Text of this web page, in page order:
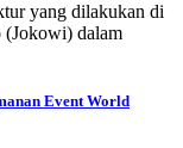
yang dilakukan di
(Jokowi) dalam
Event World